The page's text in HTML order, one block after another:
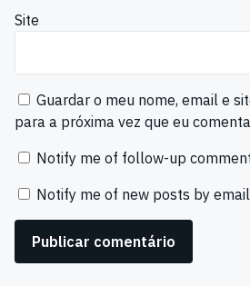
Site
Guardar o meu nome, email e
para a próxima vez que eu
Notify me of follow-up
Notify me of new posts by